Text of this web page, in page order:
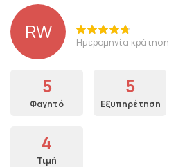
RW Ημερομηνία
5
Φαγητό
5
Εξυπηρέτηση
4
Τιμή